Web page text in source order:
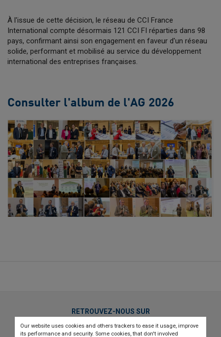
Our website uses cookies and others trackers to ease it usage, improve
its performance and security. Some cookies, that don't involved
À l'issue de cette décision, le réseau de CCI France
International compte désormais 121 CCI FI réparties dans 98
pays, confirmant ainsi son engagement en faveur d'un réseau
solide, performant et mobilisé au service du développement
international des entreprises françaises.
Consulter l'album de l'AG 2026
RETROUVEZ-NOUS SUR
twitterlinkedinyoutube